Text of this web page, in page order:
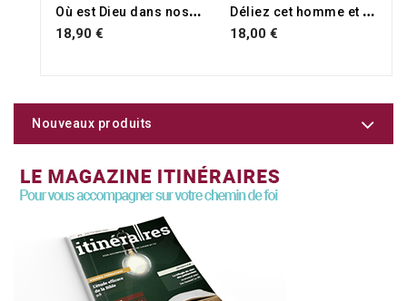
O
ù est Dieu dans nos souffrances ?
18,90 €
D
éliez cet homme et laissez-le aller
18,00 €
Nouveaux produits